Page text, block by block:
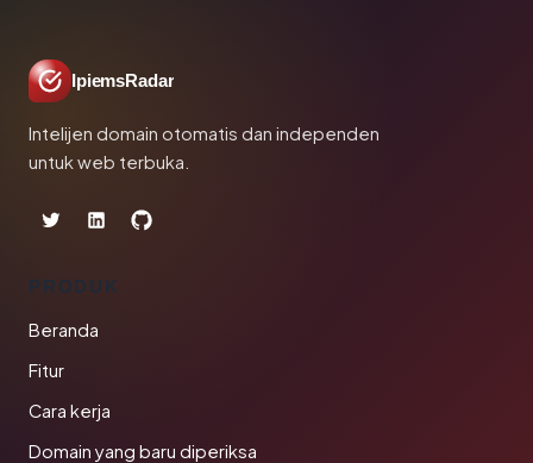
IpiemsRadar
Intelijen domain otomatis dan independen
untuk web terbuka.
PRODUK
Beranda
Fitur
Cara kerja
Domain yang baru diperiksa